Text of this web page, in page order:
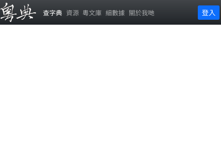
查字典 資源 粵文庫 細數據 關於我哋 登入